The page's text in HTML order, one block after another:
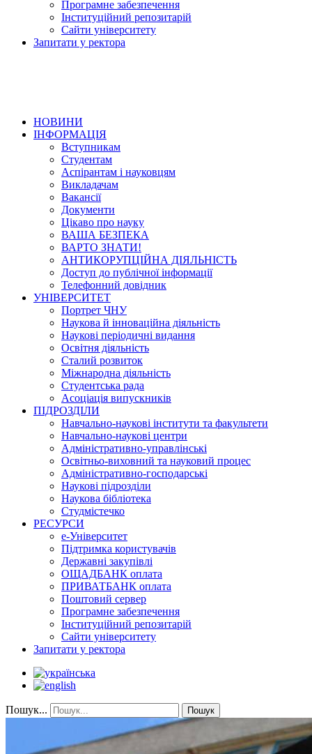
Програмне забезпечення
Інституційний репозитарій
Сайти університету
Запитати у ректора
НОВИНИ
ІНФОРМАЦІЯ
Вступникам
Студентам
Аспірантам і науковцям
Викладачам
Вакансії
Документи
Цікаво про науку
ВАША БЕЗПЕКА
ВАРТО ЗНАТИ!
АНТИКОРУПЦІЙНА ДІЯЛЬНІСТЬ
Доступ до публічної інформації
Телефонний довідник
УНІВЕРСИТЕТ
Портрет ЧНУ
Наукова й інноваційна діяльність
Наукові періодичні видання
Освітня діяльність
Сталий розвиток
Міжнародна діяльність
Студентська рада
Асоціація випускників
ПІДРОЗДІЛИ
Навчально-наукові інститути та факультети
Навчально-наукові центри
Адміністративно-управлінські
Освітньо-виховний та науковий процес
Адміністративно-господарські
Наукові підрозділи
Наукова бібліотека
Студмістечко
РЕСУРСИ
е-Університет
Підтримка користувачів
Державні закупівлі
ОЩАДБАНК оплата
ПРИВАТБАНК оплата
Поштовий сервер
Програмне забезпечення
Інституційний репозитарій
Сайти університету
Запитати у ректора
Пошук... Пошук